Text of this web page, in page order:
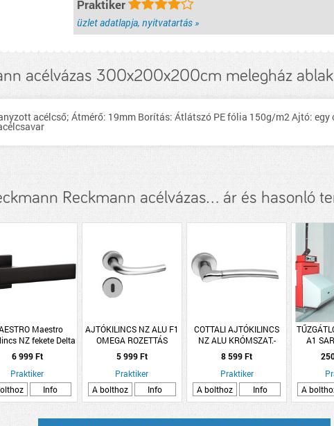
Praktiker
üzlet adatlapja, nyitvatartás »
acélvázas 300x200x200cm melegház
acélcső; Átmérő: 19mm Borítás: Átlátszó PE fólia 150g/m2 Ajtó:
Reckmann acélvázas... ár és hasonló
Maestro
NZ fekete Delta
négyzetrozettás
6 999 Ft
Praktiker
Info
AJTÓKILINCS NZ ALU F1
OMEGA ROZETTÁS
5 999 Ft
Praktiker
A bolthoz
Info
COTTALI AJTÓKILINCS
NZ ALU KRÓMSZAT.-
KRÓM NUOVA ROZETTÁS
8 599 Ft
Praktiker
A bolthoz
Info
A1
A